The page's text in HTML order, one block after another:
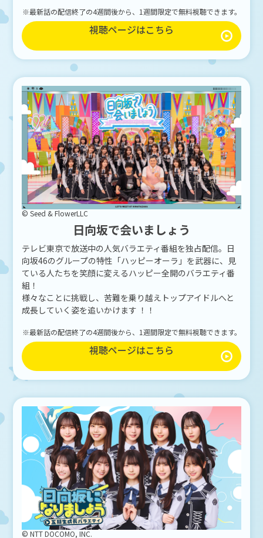
※最新話の配信終了の4週間後から、1週間限定で無料視聴できます。
視聴ページはこちら
© Seed & FlowerLLC
日向坂で会いましょう
テレビ東京で放送中の人気バラエティ番組を独占配信。日
向坂46のグループの特性「ハッピーオーラ」を武器に、見
ている人たちを笑顔に変えるハッピー全開のバラエティ番
組！
様々なことに挑戦し、苦難を乗り越えトップアイドルへと
成長していく姿を追いかけます ！！
※最新話の配信終了の4週間後から、1週間限定で無料視聴できます。
視聴ページはこちら
© NTT DOCOMO, INC.